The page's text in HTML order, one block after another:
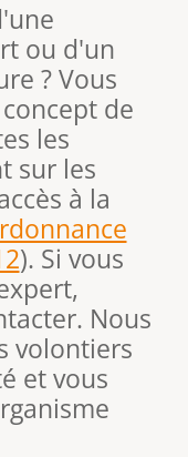
ou d'un
? Vous
de
les
sur les
à la
). Si vous
Nous
volontiers
et vous